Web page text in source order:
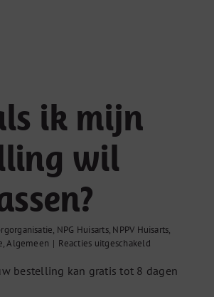
ik mijn
wil
, NPG Huisarts, NPPV Huisarts,
,Algemeen | Reacties uitgeschakeldvoor
als
bestelling kan gratis tot 8 dagen